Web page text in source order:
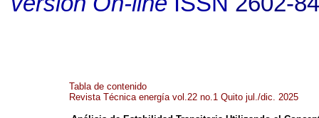
Tabla de contenido
Revista Técnica energía vol.22 no.1 Quito jul./dic. 2025